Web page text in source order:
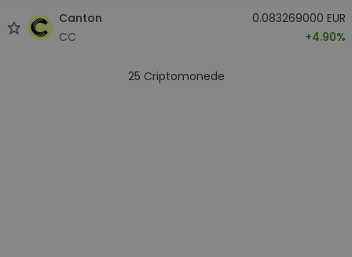
Canton
CC
0.083269000 EUR
+4.90%
25 Criptomonede